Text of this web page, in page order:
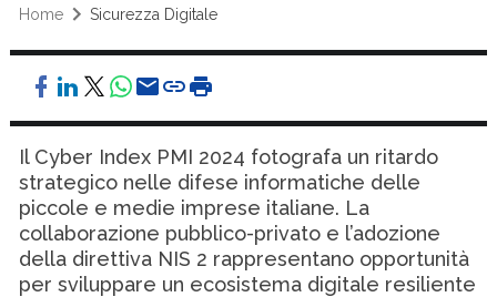
Home Sicurezza Digitale
Il Cyber Index PMI 2024 fotografa un ritardo
strategico nelle difese informatiche delle
piccole e medie imprese italiane. La
collaborazione pubblico-privato e l’adozione
della direttiva NIS 2 rappresentano opportunità
per sviluppare un ecosistema digitale resiliente